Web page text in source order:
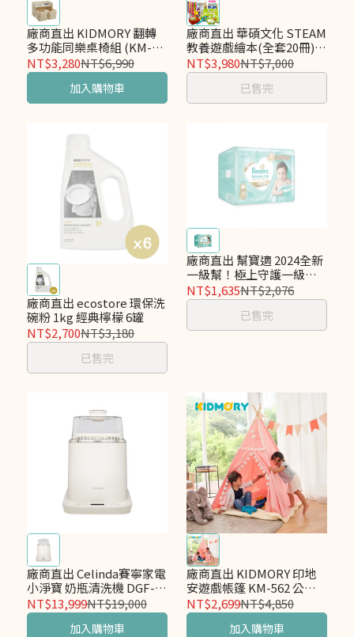
廠商直出 KIDMORY 翻轉
多功能同樂桌椅組 (KM-
586)
NT$3,280NT$6,990
加入購物車
廠商直出 華碩文化 STEAM
教養遊戲繪本(全套20冊)
送留聲機
NT$3,980NT$7,000
已售完
廠商直出 ecostore 環保洗
碗粉 1kg 經典檸檬 6罐
NT$2,700NT$3,180
已售完
廠商直出 幫寶適 2024全新
一級幫！極上守護一級幫
黏貼XL 136片(34片x4包)
箱購
NT$1,635NT$2,076
已售完
廠商直出 Celinda賽寧家電
小淨寶 奶瓶清洗機 DGF-
201B 奶白
NT$13,999NT$19,000
加入購物車
廠商直出 KIDMORY 印地
安遊戲帳篷 KM-562 公主
粉
NT$2,699NT$4,850
加入購物車